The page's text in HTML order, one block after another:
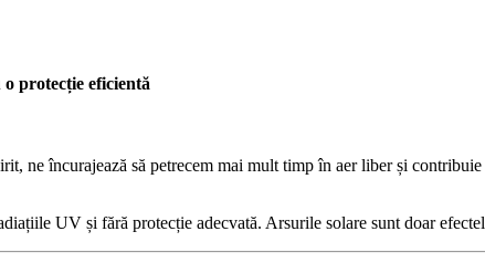
protecție eficientă
ne încurajează să petrecem mai mult timp în aer liber și
UV și fără protecție adecvată. Arsurile solare sunt doar